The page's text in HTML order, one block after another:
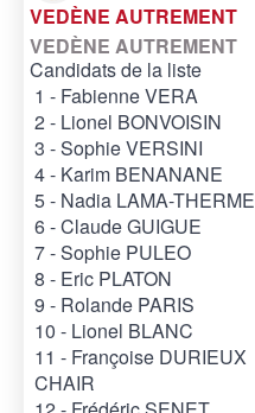
VEDÈNE AUTREMENT
VEDÈNE AUTREMENT
Candidats de la liste
1 - Fabienne VERA
2 - Lionel BONVOISIN
3 - Sophie VERSINI
4 - Karim BENANANE
5 - Nadia LAMA-THERME
6 - Claude GUIGUE
7 - Sophie PULEO
8 - Eric PLATON
9 - Rolande PARIS
10 - Lionel BLANC
11 - Françoise DURIEUX
CHAIR